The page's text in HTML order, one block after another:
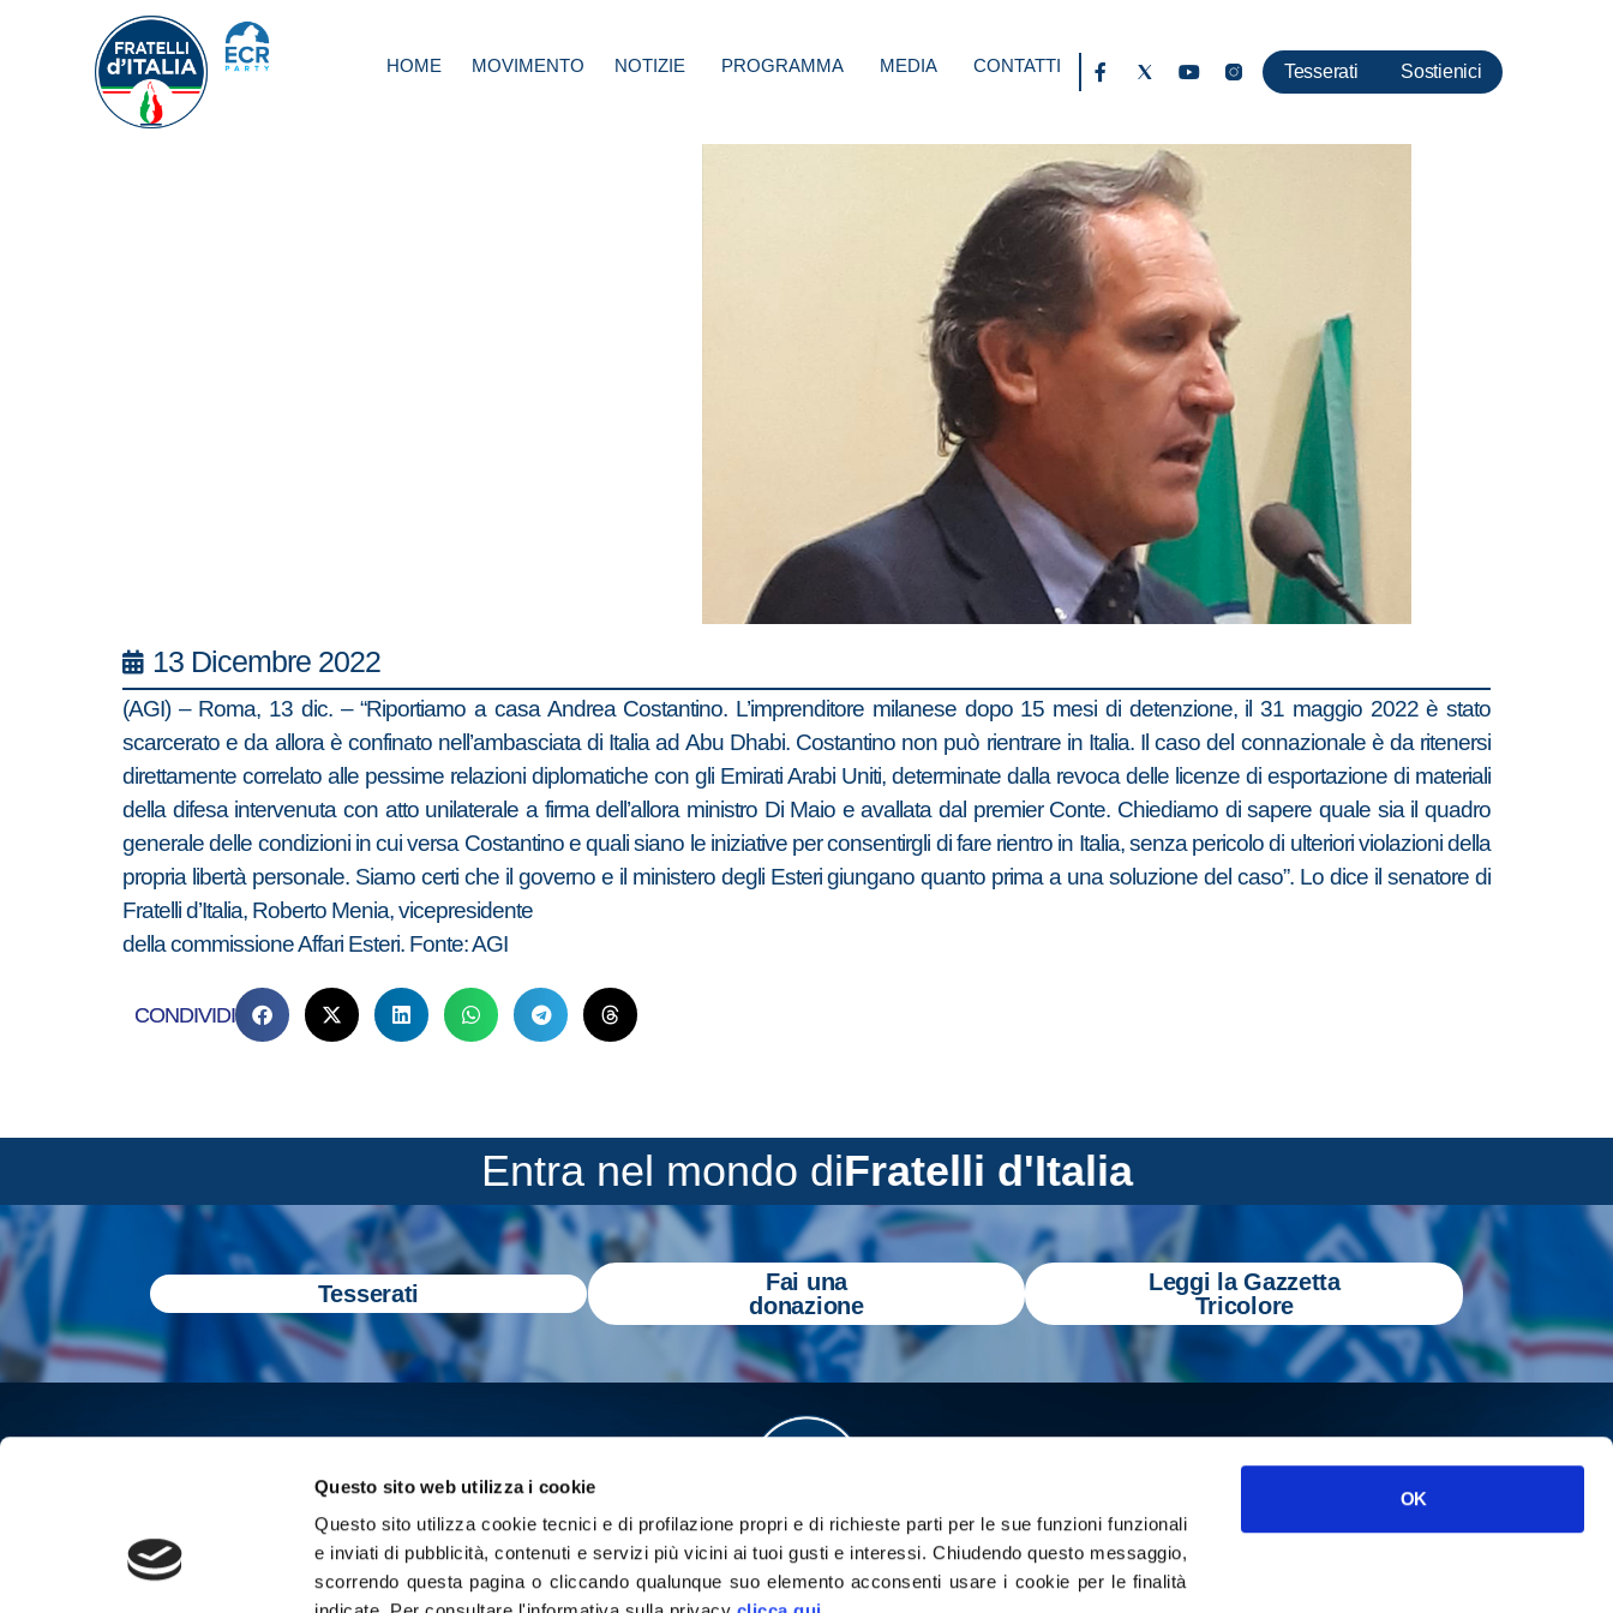
Questo sito web utilizza i cookie
Questo sito utilizza cookie tecnici e di profilazione propri e di richieste parti per le sue funzioni funzionali
e inviati di pubblicità, contenuti e servizi più vicini ai tuoi gusti e interessi.Chiudendo questo messaggio,
scorrendo questa pagina o cliccando qualunque suo elemento acconsenti usare i cookie per le finalità
OK
HOME MOVIMENTO NOTIZIE PROGRAMMA MEDIA CONTATTI Tesserati Sostienici
13 Dicembre 2022
(AGI) – Roma, 13 dic. – “Riportiamo a casa Andrea Costantino. L’imprenditore milanese dopo 15 mesi di detenzione, il 31 maggio 2022 è stato
scarcerato e da allora è confinato nell’ambasciata di Italia ad Abu Dhabi. Costantino non può rientrare in Italia. Il caso del connazionale è da ritenersi
direttamente correlato alle pessime relazioni diplomatiche con gli Emirati Arabi Uniti, determinate dalla revoca delle licenze di esportazione di materiali
della difesa intervenuta con atto unilaterale a firma dell’allora ministro Di Maio e avallata dal premier Conte. Chiediamo di sapere quale sia il quadro
generale delle condizioni in cui versa Costantino e quali siano le iniziative per consentirgli di fare rientro in Italia, senza pericolo di ulteriori violazioni della
propria libertà personale. Siamo certi che il governo e il ministero degli Esteri giungano quanto prima a una soluzione del caso”. Lo dice il senatore di
Fratelli d’Italia, Roberto Menia, vicepresidente
della commissione Affari Esteri. Fonte: AGI
CONDIVIDI
Entra nel mondo diFratelli d'Italia
Tesserati
Fai una
donazione
Leggi la Gazzetta
Tricolore